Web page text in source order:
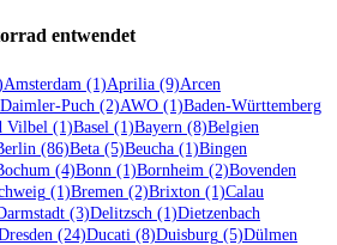
entwendet
Amsterdam (1)Aprilia (9)Arcen
Puch (2)AWO (1)Baden-Württemberg
Vilbel (1)Basel (1)Bayern (8)Belgien
(86)Beta (5)Beucha (1)Bingen
(4)Bonn (1)Bornheim (2)Bovenden
(1)Bremen (2)Brixton (1)Calau
(3)Delitzsch (1)Dietzenbach
(24)Ducati (8)Duisburg (5)Dülmen